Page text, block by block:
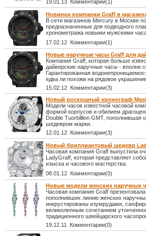
19.01.13 Комментарии(1)
Новинки компании Graff в
В сети магазинов Mercury в Москве
предназначенные для подводного
хронометража новыми мужскими
17.02.12 Комментарии(1)
Новые наручные часы Graff для
Компания Graff, которая больше
дайверские наручные часы - вполне
Гарантированная
едва ли похожи на рядовое
15.02.12 Комментарии(3)
Новый роскошный хронограф
Модели часов известной часовой
формой корпусов и обилием
Double Tuorbillion GMT,
шедевром марки.
12.01.12 Комментарии(3)
Новый бриллиантовый шедевр
Часовая компания Graff выпустила
LadyGraff, которая представляет
изыска и часового мастерства.
08.01.12 Комментарии(0)
Новые модели женских наручных
Часовая компания Graff
пополнивших линию женских
инкрустированы изумрудами,
великолепным сочетанием
традиционного швейцарского
19.12.11 Комментарии(0)